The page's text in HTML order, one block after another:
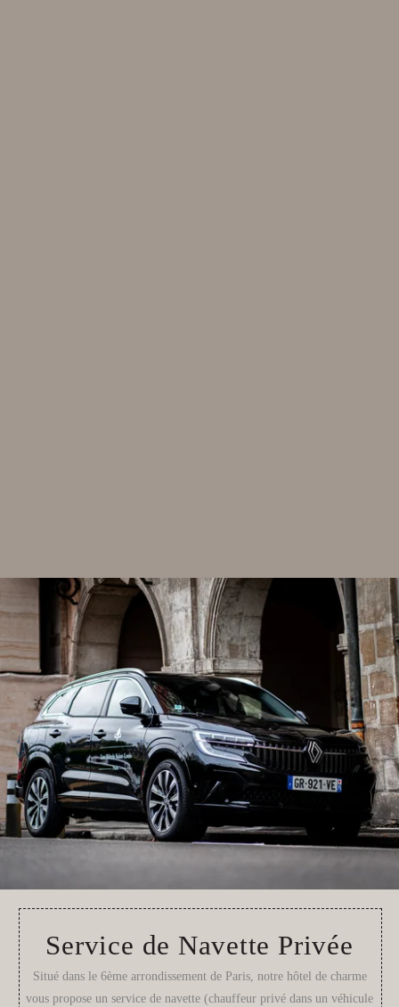
Service de Navette Privée
Situé dans le 6ème arrondissement de Paris, notre hôtel de charme
vous propose un service de navette (chauffeur privé dans un véhicule